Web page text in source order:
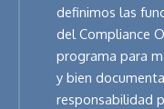
definimos las
del Compliance
programa para
y bien
responsabilidad